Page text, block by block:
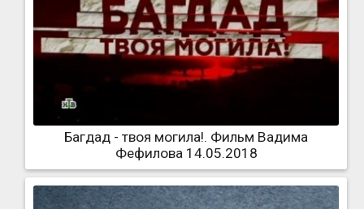
Багдад - твоя могила!. Фильм Вадима
Фефилова 14.05.2018